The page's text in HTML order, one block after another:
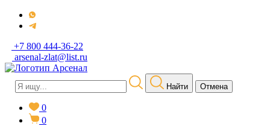
+7 800 444-36-22
arsenal-zlat@list.ru
Найти Отмена
0
0